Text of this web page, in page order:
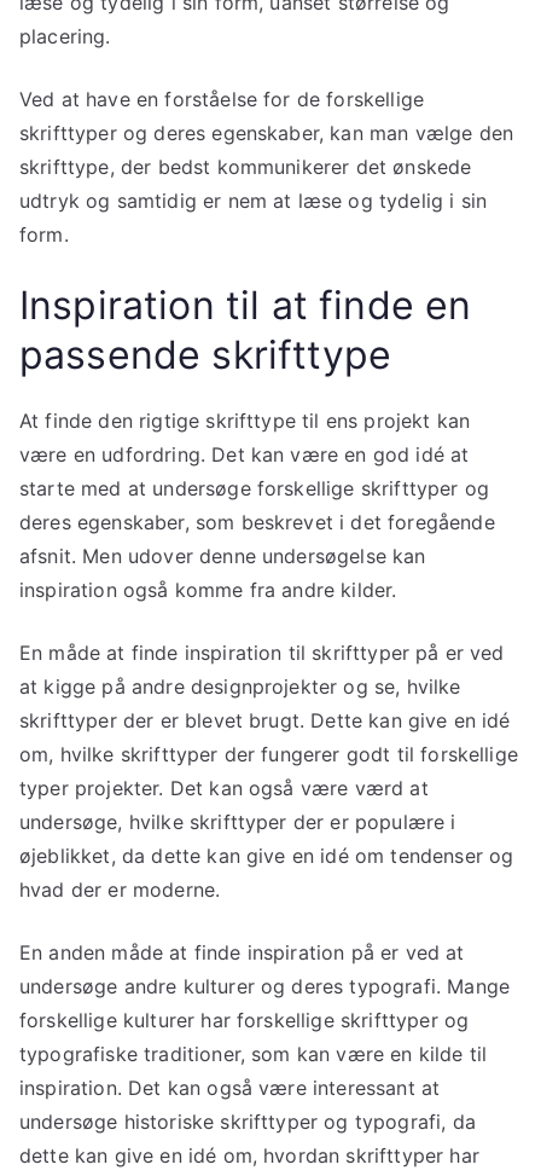
placering.
Ved at have en forståelse for de forskellige
skrifttyper og deres egenskaber, kan man vælge den
skrifttype, der bedst kommunikerer det ønskede
udtryk og samtidig er nem at læse og tydelig i sin
form.
Inspiration til at finde en
passende skrifttype
At finde den rigtige skrifttype til ens projekt kan
være en udfordring. Det kan være en god idé at
starte med at undersøge forskellige skrifttyper og
deres egenskaber, som beskrevet i det foregående
afsnit. Men udover denne undersøgelse kan
inspiration også komme fra andre kilder.
En måde at finde inspiration til skrifttyper på er ved
at kigge på andre designprojekter og se, hvilke
skrifttyper der er blevet brugt. Dette kan give en idé
om, hvilke skrifttyper der fungerer godt til forskellige
typer projekter. Det kan også være værd at
undersøge, hvilke skrifttyper der er populære i
øjeblikket, da dette kan give en idé om tendenser og
hvad der er moderne.
En anden måde at finde inspiration på er ved at
undersøge andre kulturer og deres typografi. Mange
forskellige kulturer har forskellige skrifttyper og
typografiske traditioner, som kan være en kilde til
inspiration. Det kan også være interessant at
undersøge historiske skrifttyper og typografi, da
dette kan give en idé om, hvordan skrifttyper har